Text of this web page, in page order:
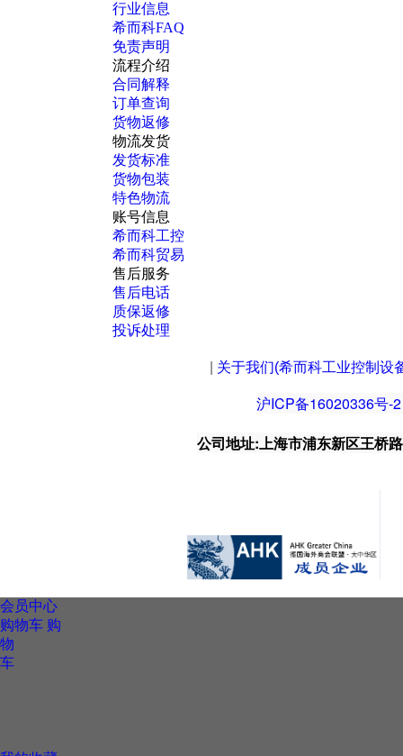
行业信息
希而科FAQ
免责声明
流程介绍
合同解释
订单查询
货物返修
物流发货
发货标准
货物包装
特色物流
账号信息
希而科工控
希而科贸易
售后服务
售后电话
质保返修
投诉处理
关于我们(希而科工业控制设
沪ICP备16020336号-2
公司地址:上海市浦东新区王桥
会员中心
购物车 购
物
车